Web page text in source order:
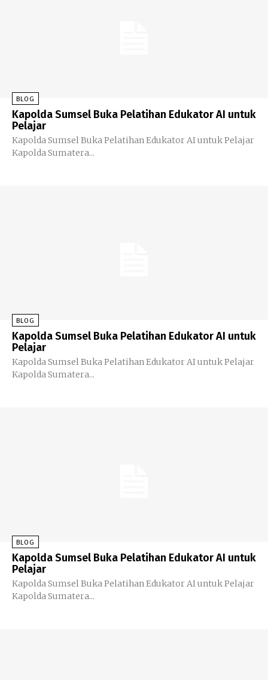
BLOG
Kapolda Sumsel Buka Pelatihan Edukator AI untuk
Pelajar
Kapolda Sumsel Buka Pelatihan Edukator AI untuk Pelajar
Kapolda Sumatera...
BLOG
Kapolda Sumsel Buka Pelatihan Edukator AI untuk
Pelajar
Kapolda Sumsel Buka Pelatihan Edukator AI untuk Pelajar
Kapolda Sumatera...
BLOG
Kapolda Sumsel Buka Pelatihan Edukator AI untuk
Pelajar
Kapolda Sumsel Buka Pelatihan Edukator AI untuk Pelajar
Kapolda Sumatera...